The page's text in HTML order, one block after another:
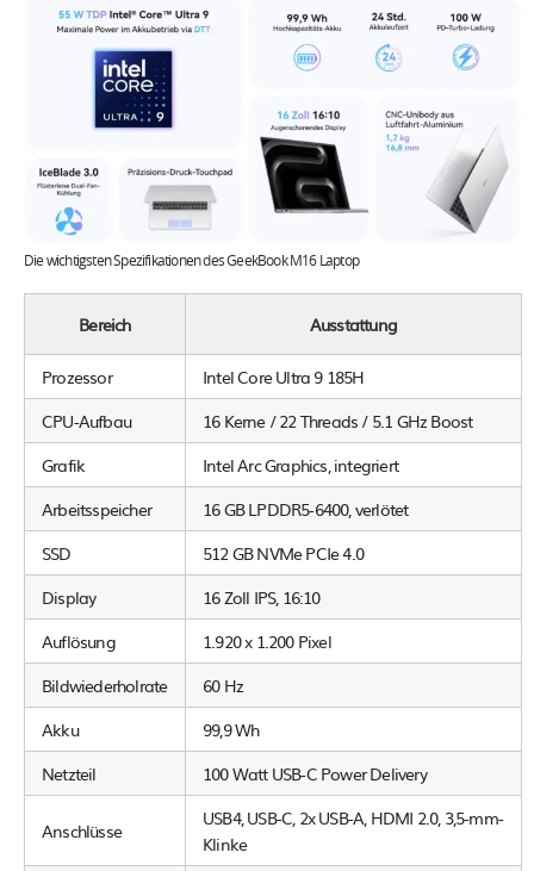
Die wichtigsten Spezifikationen des GeekBook M16 Laptop
Bereich Ausstattung
Prozessor
Intel Core Ultra 9 185H
CPU-Aufbau
16 Kerne / 22 Threads / 5.1 GHz Boost
Grafik
Intel Arc Graphics, integriert
Arbeitsspeicher
16 GB LPDDR5-6400, verlötet
SSD
512 GB NVMe PCIe 4.0
Display
16 Zoll IPS, 16:10
Auflösung
1.920 x 1.200 Pixel
Bildwiederholrate
60 Hz
Akku
99,9 Wh
Netzteil
100 Watt USB-C Power Delivery
Anschlüsse
USB4, USB-C, 2x USB-A, HDMI 2.0, 3,5-mm-
Klinke